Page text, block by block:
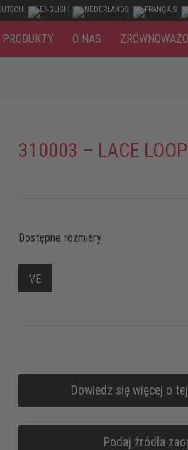
PRODUKTY O NAS
310003 – LACE
Dostępne rozmiary
VE
Dowiedz się więcej o
Podaj źródła